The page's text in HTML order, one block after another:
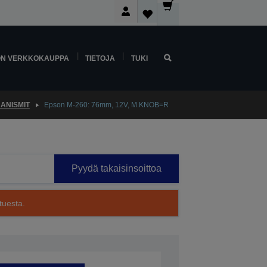
VERKKOKAUPPA TIETOJA TUKI
Epson M-260: 76mm, 12V, M.KNOB=R
Pyydä takaisinsoittoa